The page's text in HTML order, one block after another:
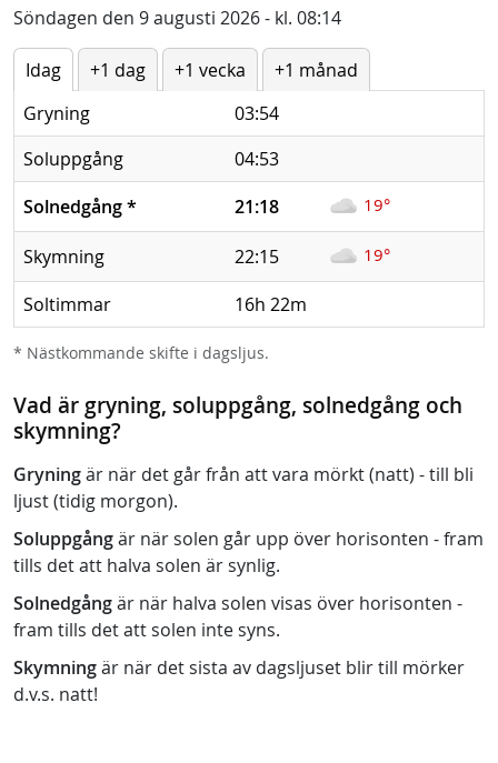
Söndagen den 9 augusti 2026 - kl. 08:14
Idag +1 dag +1 vecka
+1 månad
Gryning
03:54
Soluppgång
04:53
Solnedgång* 21:18 19°
Skymning 22:15 19°
Soltimmar 16h 22m
* Nästkommande skifte i dagsljus.
Vad är gryning, soluppgång, solnedgång och
skymning?
Gryningär när det går från att vara mörkt (natt) - till bli
ljust (tidig morgon).
Soluppgångär när solen går upp över horisonten - fram
tills det att halva solen är synlig.
Solnedgångär när halva solen visas över horisonten -
fram tills det att solen inte syns.
Skymningär när det sista av dagsljuset blir till mörker
d.v.s. natt!